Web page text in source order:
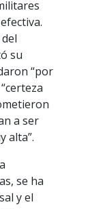
su
“por
a ser
alta”.
se ha
y el